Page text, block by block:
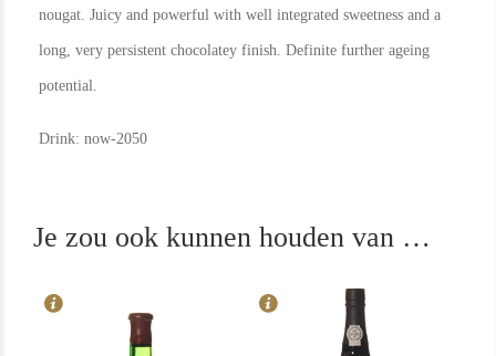
nougat. Juicy and powerful with well integrated sweetness and a
long, very persistent chocolatey finish. Definite further ageing
potential.
Drink: now-2050
Je zou ook kunnen houden van …